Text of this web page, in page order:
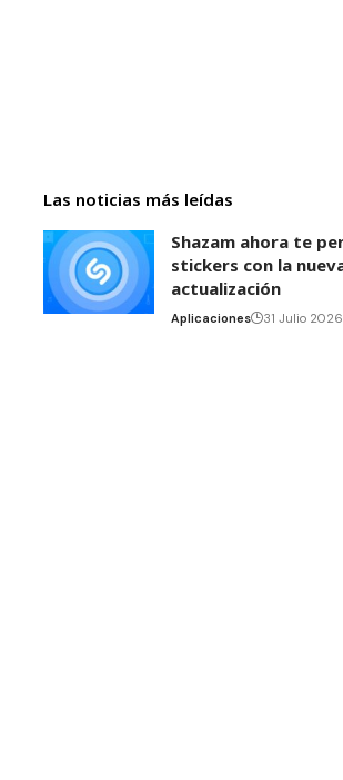
Las noticias más leídas
Shazam ahora te
stickers con la
actualización
Aplicaciones 31 Julio 2026